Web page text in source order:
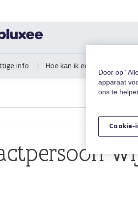
info Hoe kan ik een
Door op
apparaat
ons te
Cookie-